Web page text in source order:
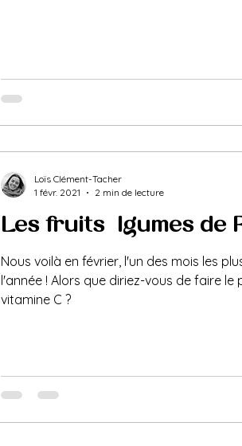
Les fruits & légumes de
Nous voilà en février, l'un des mois les
l'année ! Alors que diriez-vous de faire le
vitamine C ?
Loïs Clément-Tacher
1 févr. 2021
2 min de lecture